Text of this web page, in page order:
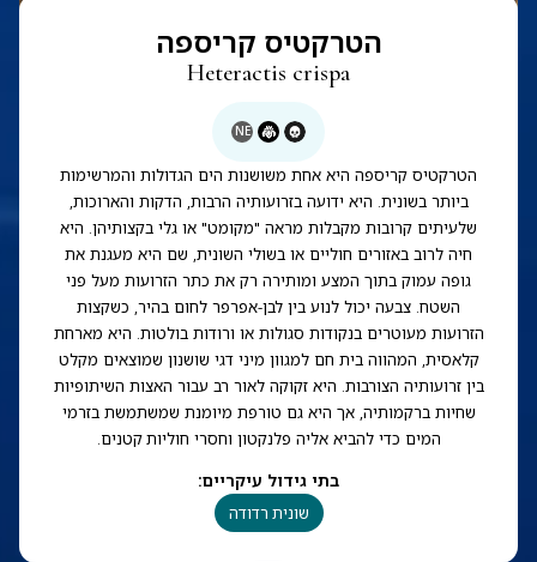
הטרקטיס קריספה
Heteractis crispa
NE
הטרקטיס קריספה היא אחת משושנות הים הגדולות והמרשימות
ביותר בשונית. היא ידועה בזרועותיה הרבות, הדקות והארוכות,
שלעיתים קרובות מקבלות מראה "מקומט" או גלי בקצותיהן. היא
חיה לרוב באזורים חוליים או בשולי השונית, שם היא מעגנת את
גופה עמוק בתוך המצע ומותירה רק את כתר הזרועות מעל פני
השטח. צבעה יכול לנוע בין לבן-אפרפר לחום בהיר, כשקצות
הזרועות מעוטרים בנקודות סגולות או ורודות בולטות. היא מארחת
קלאסית, המהווה בית חם למגוון מיני דגי שושנון שמוצאים מקלט
בין זרועותיה הצורבות. היא זקוקה לאור רב עבור האצות השיתופיות
שחיות ברקמותיה, אך היא גם טורפת מיומנת שמשתמשת בזרמי
המים כדי להביא אליה פלנקטון וחסרי חוליות קטנים.
בתי גידול עיקריים:
שונית רדודה